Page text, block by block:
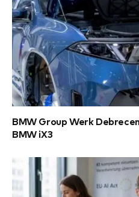
BMW Group Werk
BMW iX3